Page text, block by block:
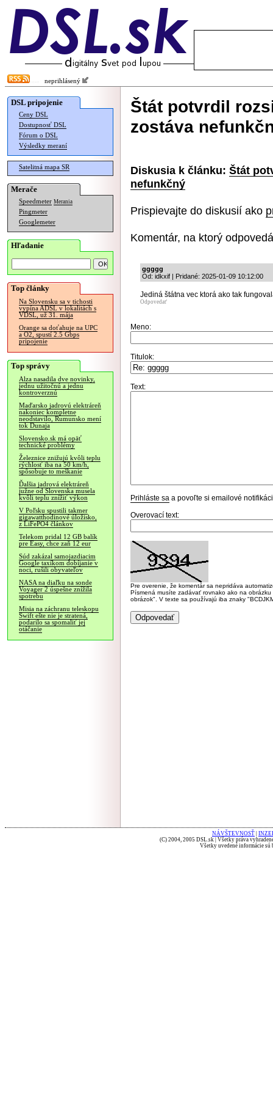
neprihlásený
DSL pripojenie
Ceny DSL
Dostupnosť DSL
Fórum o DSL
Výsledky meraní
Satelitná mapa SR
Merače
Speedmeter Merania
Pingmeter
Googlemeter
Hľadanie
Top články
Na Slovensku sa v tichosti
vypína ADSL v lokalitách s
VDSL, už 31. mája
Orange sa doťahuje na UPC
a O2, spustí 2.5 Gbps
pripojenie
Top správy
Alza nasadila dve novinky,
jednu užitočnú a jednu
kontroverznú
Maďarsko jadrovú elektráreň
nakoniec kompletne
neodstavilo, Rumunsko mení
tok Dunaja
Slovensko.sk má opäť
technické problémy
Železnice znižujú kvôli teplu
rýchlosť iba na 50 km/h,
spôsobuje to meškanie
Ďalšia jadrová elektráreň
južne od Slovenska musela
kvôli teplu znížiť výkon
V Poľsku spustili takmer
gigawatthodinové úložisko,
z LiFePO4 článkov
Telekom pridal 12 GB balík
pre Easy, chce zaň 12 eur
Súd zakázal samojazdiacim
Google taxíkom dobíjanie v
noci, rušili obyvateľov
NASA na diaľku na sonde
Voyager 2 úspešne znížila
spotrebu
Misia na záchranu teleskopu
Swift ešte nie je stratená,
podarilo sa spomaliť jej
otáčanie
Štát potvrdil
zostáva
Diskusia k článku: Štát
nefunkčný
Prispievajte do diskusií ako
Komentár, na ktorý
ggggg
Od: idkxif | Pridané: 2025-01-09 10:12:00
Jediná štátna vec ktorá ako tak
Odpovedať
Meno:
Titulok:
Text:
Prihláste sa a povoľte si emailové
Overovací text:
Pre overenie, že komentár sa nepridáva
Písmená musíte zadávať rovnako ako na
obrázok". V texte sa používajú iba znaky
NÁVŠTEVNOSŤ
(C) 2004, 2005 DSL.sk | Všetky práva
Všetky uvedené informácie sú